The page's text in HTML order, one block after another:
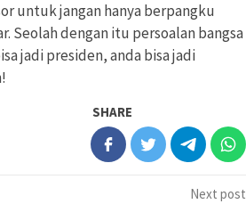
untuk jangan hanya berpangku
Seolah dengan itu persoalan bangsa
jadi presiden, anda bisa jadi
SHARE
Next post